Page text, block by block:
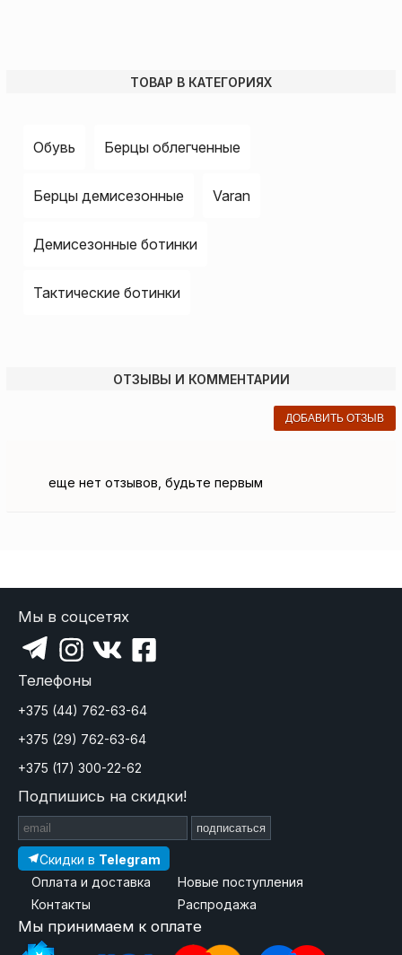
ТОВАР В КАТЕГОРИЯХ
Обувь Берцы облегченные
Берцы демисезонные Varan
Демисезонные ботинки
Тактические ботинки
ОТЗЫВЫ И КОММЕНТАРИИ
ДОБАВИТЬ ОТЗЫВ
еще нет отзывов, будьте первым
Мы в соцсетях
Телефоны
+375 (44) 762-63-64
+375 (29) 762-63-64
+375 (17) 300-22-62
Подпишись на скидки!
подписаться
Скидки в Telegram
Оплата и доставка
Контакты
Новые поступления
Распродажа
Мы принимаем к оплате